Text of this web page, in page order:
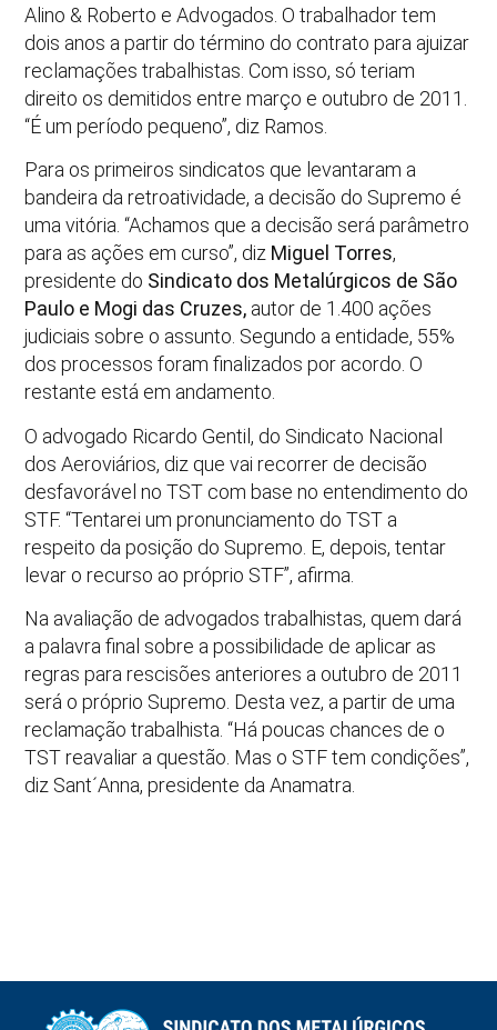
Alino & Roberto e Advogados. O trabalhador tem
dois anos a partir do término do contrato para ajuizar
reclamações trabalhistas. Com isso, só teriam
direito os demitidos entre março e outubro de 2011.
“É um período pequeno”, diz Ramos.
Para os primeiros sindicatos que levantaram a
bandeira da retroatividade, a decisão do Supremo é
uma vitória. “Achamos que a decisão será parâmetro
para as ações em curso”, diz Miguel Torres,
presidente do Sindicato dos Metalúrgicos de São
Paulo e Mogi das Cruzes, autor de 1.400 ações
judiciais sobre o assunto. Segundo a entidade, 55%
dos processos foram finalizados por acordo. O
restante está em andamento.
O advogado Ricardo Gentil, do Sindicato Nacional
dos Aeroviários, diz que vai recorrer de decisão
desfavorável no TST com base no entendimento do
STF. “Tentarei um pronunciamento do TST a
respeito da posição do Supremo. E, depois, tentar
levar o recurso ao próprio STF”, afirma.
Na avaliação de advogados trabalhistas, quem dará
a palavra final sobre a possibilidade de aplicar as
regras para rescisões anteriores a outubro de 2011
será o próprio Supremo. Desta vez, a partir de uma
reclamação trabalhista. “Há poucas chances de o
TST reavaliar a questão. Mas o STF tem condições”,
diz Sant´Anna, presidente da Anamatra.